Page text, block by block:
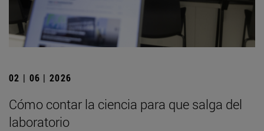
02 | 06 | 2026
Cómo contar la ciencia para que salga del
laboratorio